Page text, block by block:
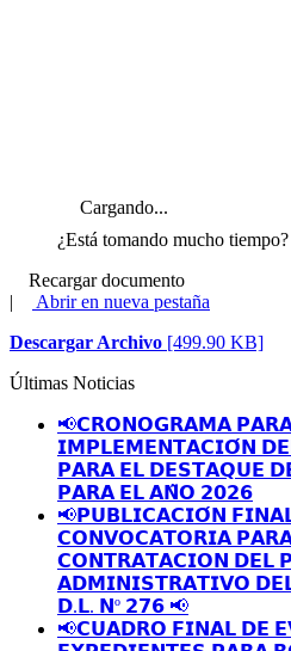
Cargando...
¿Está tomando mucho tiempo?
Recargar documento
|
Abrir en nueva pestaña
Descargar Archivo [499.90 KB]
Últimas Noticias
📢𝗖𝗥𝗢𝗡𝗢𝗚𝗥𝗔𝗠𝗔
𝗜𝗠𝗣𝗟𝗘𝗠𝗘𝗡𝗧𝗔𝗖𝗜𝗢́𝗡
𝗣𝗔𝗥𝗔 𝗘𝗟 𝗗𝗘𝗦𝗧𝗔𝗤𝗨𝗘
𝗣𝗔𝗥𝗔 𝗘𝗟 𝗔𝗡̃𝗢 𝟮𝟬𝟮𝟲
📢𝗣𝗨𝗕𝗟𝗜𝗖𝗔𝗖𝗜𝗢́𝗡
𝗖𝗢𝗡𝗩𝗢𝗖𝗔𝗧𝗢𝗥𝗜𝗔
𝗖𝗢𝗡𝗧𝗥𝗔𝗧𝗔𝗖𝗜𝗢𝗡 𝗗𝗘𝗟
𝗔𝗗𝗠𝗜𝗡𝗜𝗦𝗧𝗥𝗔𝗧𝗜𝗩𝗢
𝗗.𝗟. 𝗡º 𝟮𝟳𝟲 📢
📢𝗖𝗨𝗔𝗗𝗥𝗢 𝗙𝗜𝗡𝗔𝗟 𝗗𝗘